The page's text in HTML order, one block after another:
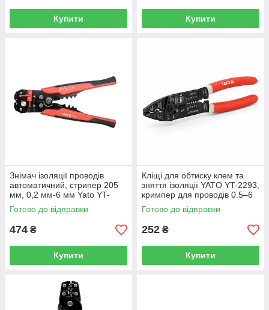
Купити Купити
Знімач ізоляції проводів
автоматичний, стрипер 205
мм, 0,2 мм-6 мм Yato YT-
2313
Готово до відправки
474 ₴
Купити
Кліщі для обтиску клем та
зняття ізоляції YATO YT-2293,
кримпер для проводів 0.5–6
мм², інструмент електрика
250 мм
Готово до відправки
252 ₴
Купити